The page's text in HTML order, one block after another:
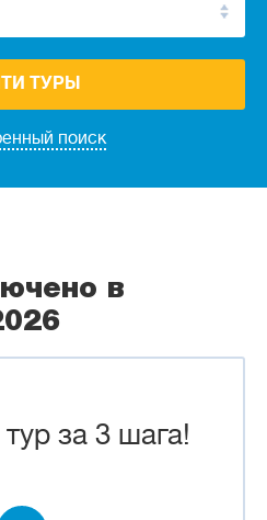
поиск
ТУРЫ
в
за 3 шага!